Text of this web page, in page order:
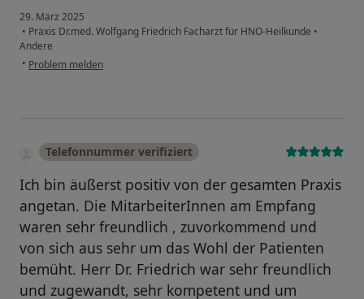
29. März 2025
• Praxis Dr.med. Wolfgang Friedrich Facharzt für HNO-Heilkunde •
Andere
• Problem melden
Telefonnummer verifiziert
Ich bin äußerst positiv von der gesamten Praxis
angetan. Die MitarbeiterInnen am Empfang
waren sehr freundlich , zuvorkommend und
von sich aus sehr um das Wohl der Patienten
bemüht. Herr Dr. Friedrich war sehr freundlich
und zugewandt, sehr kompetent und um